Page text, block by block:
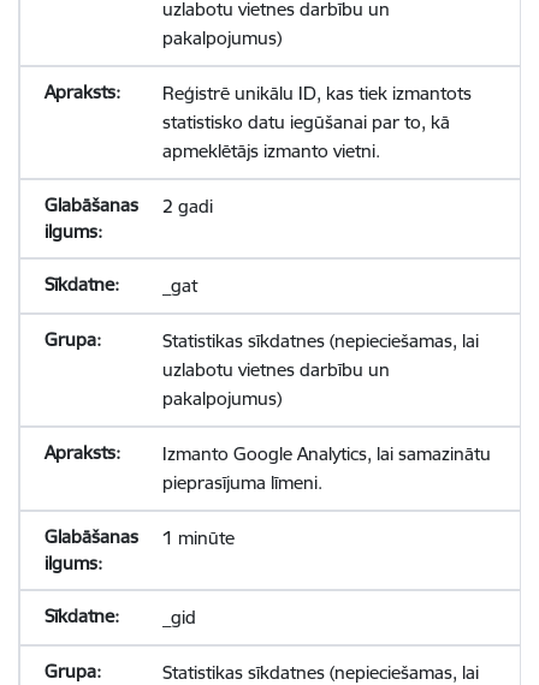
uzlabotu vietnes darbību un
pakalpojumus)
Reģistrē unikālu ID, kas tiek izmantots
statistisko datu iegūšanai par to, kā
apmeklētājs izmanto vietni.
2 gadi
_gat
Statistikas sīkdatnes (nepieciešamas, lai
uzlabotu vietnes darbību un
pakalpojumus)
Izmanto Google Analytics, lai samazinātu
pieprasījuma līmeni.
1 minūte
_gid
Statistikas sīkdatnes (nepieciešamas, lai